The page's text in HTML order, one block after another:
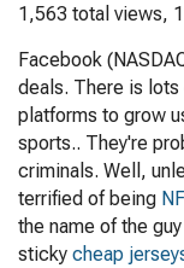
1,563 total views,
Facebook
deals. There is
platforms to grow
sports.. They're
criminals. Well,
terrified of being
the name of the
sticky cheap